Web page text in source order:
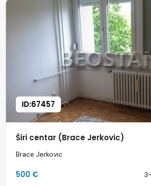
ID:67457
Širi centar (Brace Jerkovic)
Brace Jerkovic
500 €